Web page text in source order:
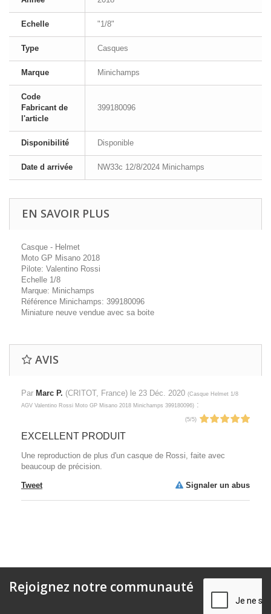
Echelle "1/8"
Type Casques
Marque Minichamps
Code
Fabricant de
l'article
399180096
Disponibilité Disponible
Date d arrivée NW33c 12/8/2024 Minichamps
EN SAVOIR PLUS
Casque - Helmet
Moto GP Misano 2018
Pilote: Valentino Rossi
Echelle 1/8
Marque: Minichamps
Référence Minichamps: 399180096
Miniature neuve vendue avec sa boite
AVIS
Par Marc P. (CRITOT, France) le 23 Déc. 2020 (Casque Helmet 1/8
AGV Valentino Rossi Moto GP Misano 2018 Minichamps 399180096) :
(5/5)
EXCELLENT PRODUIT
Une reproduction de plus d'un casque de Rossi, faite avec
beaucoup de précision.
Tweet Signaler un abus
Rejoignez notre communauté